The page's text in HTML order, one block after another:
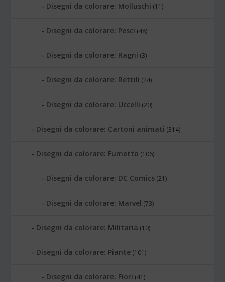
Disegni da colorare: Molluschi (11)
Disegni da colorare: Pesci (48)
Disegni da colorare: Ragni (3)
Disegni da colorare: Rettili (24)
Disegni da colorare: Uccelli (20)
Disegni da colorare: Cartoni animati (314)
Disegni da colorare: Fumetto (106)
Disegni da colorare: DC Comics (21)
Disegni da colorare: Marvel (73)
Disegni da colorare: Militaria (10)
Disegni da colorare: Piante (101)
Disegni da colorare: Fiori (41)